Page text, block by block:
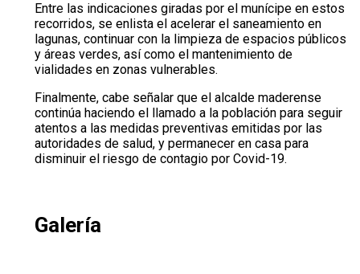
Entre las indicaciones giradas por el munícipe en estos
recorridos, se enlista el acelerar el saneamiento en
lagunas, continuar con la limpieza de espacios públicos
y áreas verdes, así como el mantenimiento de
vialidades en zonas vulnerables.
Finalmente, cabe señalar que el alcalde maderense
continúa haciendo el llamado a la población para seguir
atentos a las medidas preventivas emitidas por las
autoridades de salud, y permanecer en casa para
disminuir el riesgo de contagio por Covid-19.
Galería